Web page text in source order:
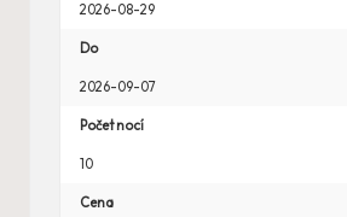
2026-08-29
Do
2026-09-07
Počet nocí
10
Cena